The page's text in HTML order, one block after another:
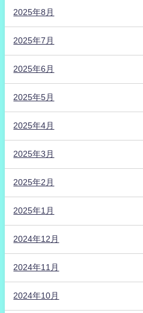
2025年8月
2025年7月
2025年6月
2025年5月
2025年4月
2025年3月
2025年2月
2025年1月
2024年12月
2024年11月
2024年10月